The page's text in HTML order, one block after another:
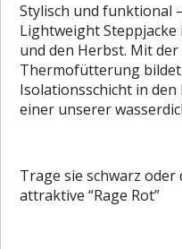
Stylisch und funktional
Lightweight
und den Herbst. Mit
Thermofütterung bildet
Isolationsschicht in
einer unserer
Trage sie schwarz oder
attraktive “Rage Rot”